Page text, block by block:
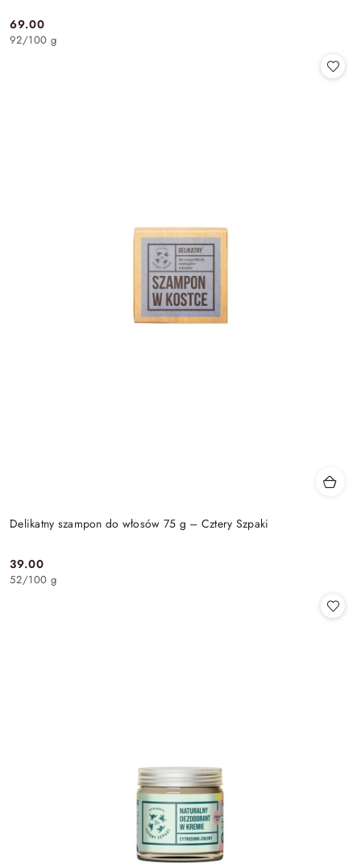
Cena:
69.00
92/100 g
Delikatny szampon do włosów 75 g – Cztery Szpaki
Cena:
39.00
52/100 g